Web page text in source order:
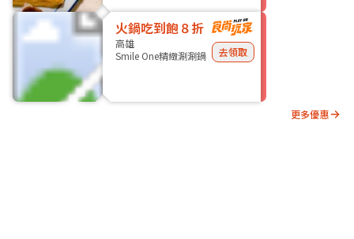
火鍋吃到飽８折
高雄
Smile One精緻涮涮鍋
去領取
更多優惠